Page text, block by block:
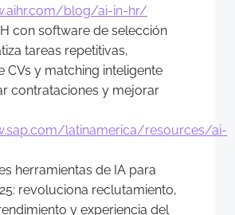
blog/ai-in-hr/
con software de selección
tareas repetitivas,
CVs y matching inteligente
contrataciones y mejorar
latinamerica/resources/ai-
herramientas de IA para
revoluciona reclutamiento,
y experiencia del